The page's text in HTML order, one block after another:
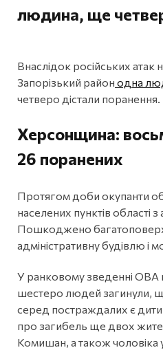
людина, ще
Внаслідок російських атак
Запорізький район одна
четверо дістали поранення.
Херсонщина:
26 поранених
Протягом доби окупанти
населених пунктів області з
Пошкоджено
адміністративну будівлю і
У ранковому зведенні ОВА
шестеро людей загинули,
серед постраждалих є
про загибель ще двох
Комишан, а також чоловіка у